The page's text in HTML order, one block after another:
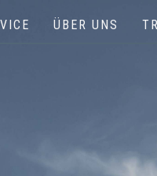
ÜBER UNS